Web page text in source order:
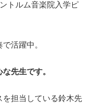
トルム音楽院入学ピ
活躍中。
先生です。
を担当している鈴木先